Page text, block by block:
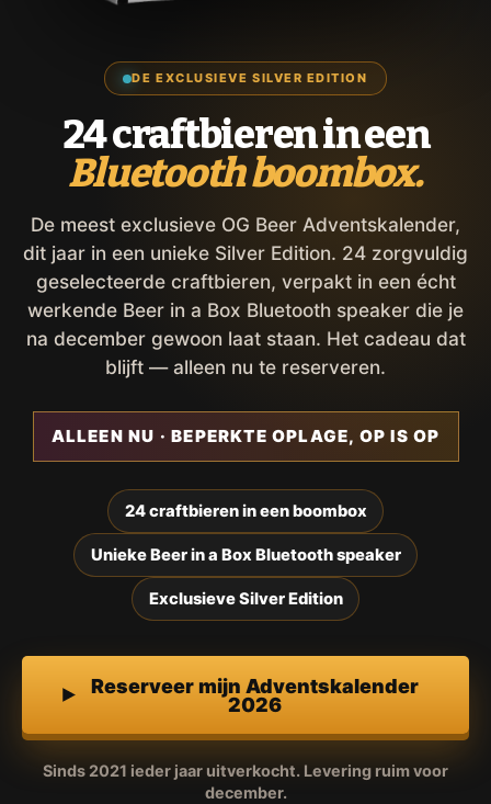
DE EXCLUSIEVE SILVER EDITION
24 craftbieren in een
Bluetooth boombox.
De meest exclusieve OG Beer Adventskalender,
dit jaar in een unieke Silver Edition. 24 zorgvuldig
geselecteerde craftbieren, verpakt in een écht
werkende Beer in a Box Bluetooth speaker die je
na december gewoon laat staan. Het cadeau dat
blijft — alleen nu te reserveren.
ALLEEN NU · BEPERKTE OPLAGE, OP IS OP
24 craftbieren in een boombox
Unieke Beer in a Box Bluetooth speaker
Exclusieve Silver Edition
Reserveer mijn Adventskalender
2026
Sinds 2021 ieder jaar uitverkocht. Levering ruim voor
december.